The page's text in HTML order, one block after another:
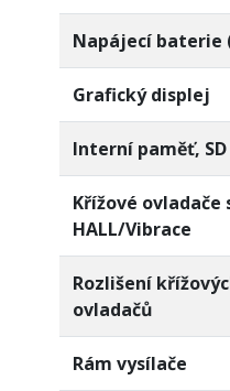
Napájecí baterie
Grafický displej
Interní paměť,
Křížové ovladače
HALL/Vibrace
Rozlišení
ovladačů
Rám vysílače